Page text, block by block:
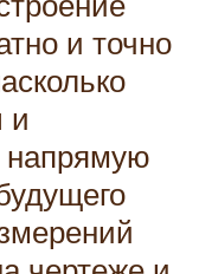
и точно
и
напрямую